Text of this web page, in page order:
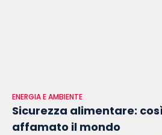
ENERGIA E AMBIENTE
Sicurezza alimentare:
affamato il mondo